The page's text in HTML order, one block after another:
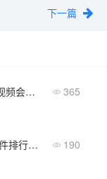
下一篇
如何为团队挑选合适的免费视频会议app？这份避坑指南请收好 365
2026年中小企业即时通讯软件排行榜：易用性+价格双优 190